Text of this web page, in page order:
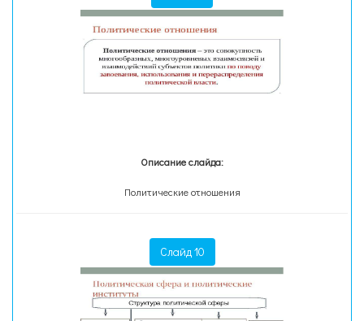
Описание слайда:
Политические отношения
Слайд 10